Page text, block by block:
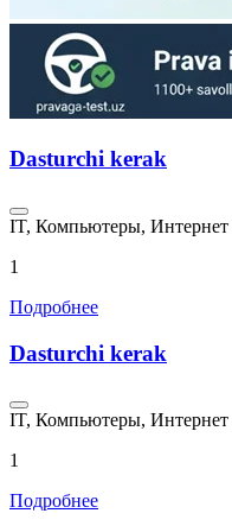
Dasturchi kerak
IT, Компьютеры, Интернет
1
Подробнее
Dasturchi kerak
IT, Компьютеры, Интернет
1
Подробнее